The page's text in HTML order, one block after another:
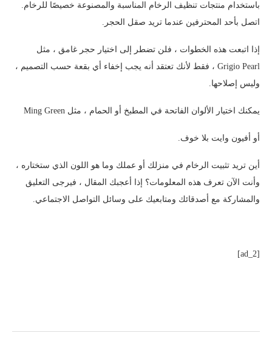
باستخدام منتجات تنظيف الرخام المناسبة والمصنوعة خصيصًا للرخام.
اتصل بأحد المحترفين عندما تريد صقل الحجر.
إذا اتبعت هذه الخطوات ، فلن تضطر إلى اختيار حجر غامق ، مثل
Grigio Pearl ، فقط لأنك تعتقد أنه يجب إخفاء أي بقعة حسب التصميم ،
وليس إصلاحها.
يمكنك اختيار الألوان الفاتحة في المطبخ أو الحمام ، مثل Ming Green
أو أفيون وايت بلا خوف.
أين تريد تثبيت الرخام في منزلك أو عملك وما هو اللون الذي ستختاره ،
وأنت الآن تعرف هذه المعلومات؟ إذا أعجبك المقال ، فيرجى التعليق
والمشاركة مع أصدقائك ومتابعيك على وسائل التواصل الاجتماعي.
[ad_2]